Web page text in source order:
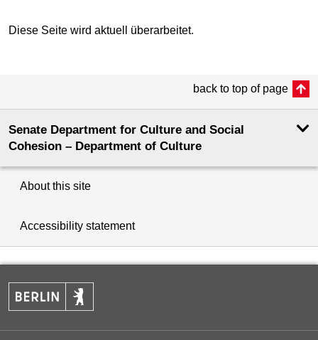
Diese Seite wird aktuell überarbeitet.
back to top of page
Senate Department for Culture and Social
Cohesion – Department of Culture
About this site
Accessibility statement